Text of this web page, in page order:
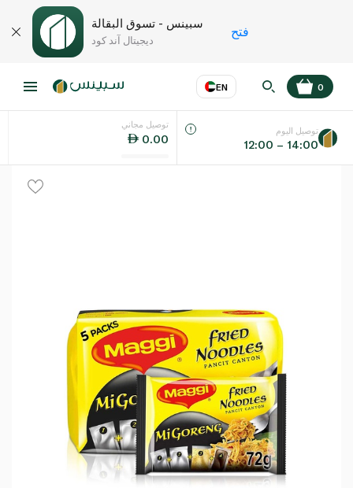
سبينس - تسوق البقالة
ديجيتال آند كود
فتح
EN
اللغة عر
0
توصيل مجاني
0.00
توصيل اليوم
12:00 – 14:00